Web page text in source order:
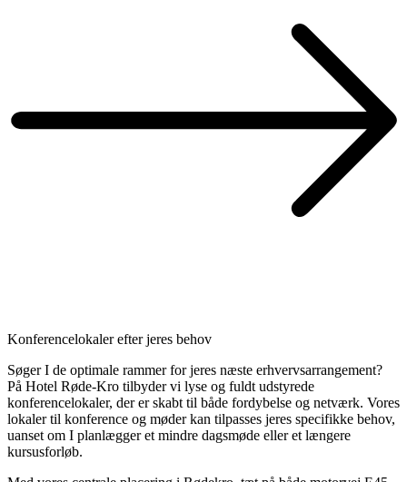
Konferencelokaler efter jeres behov
Søger I de optimale rammer for jeres næste erhvervsarrangement?
På Hotel Røde-Kro tilbyder vi lyse og fuldt udstyrede
konferencelokaler, der er skabt til både fordybelse og netværk. Vores
lokaler til konference og møder kan tilpasses jeres specifikke behov,
uanset om I planlægger et mindre dagsmøde eller et længere
kursusforløb.